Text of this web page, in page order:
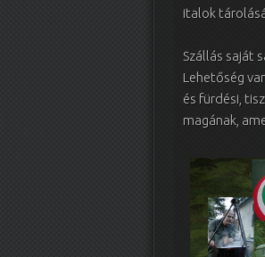
italok
Szállás saját
Lehetőség
és fürdési,
magának,